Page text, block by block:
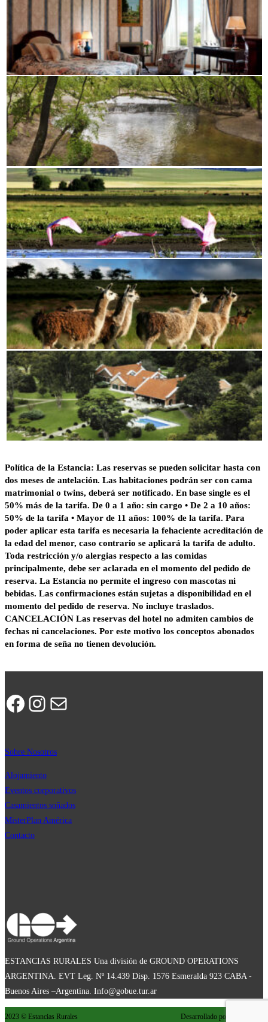
Política de la Estancia: Las reservas se pueden solicitar hasta con
dos meses de antelación. Las habitaciones podrán ser con cama
matrimonial o twins, deberá ser notificado. En base single es el
50% más de la tarifa. De 0 a 1 año: sin cargo • De 2 a 10 años:
50% de la tarifa • Mayor de 11 años: 100% de la tarifa. Para
poder aplicar esta tarifa es necesaria la fehaciente acreditación de
la edad del menor, caso contrario se aplicará la tarifa de adulto.
Toda restricción y/o alergias respecto a las comidas
principalmente, debe ser aclarada en el momento del pedido de
reserva. La Estancia no permite el ingreso con mascotas ni
bebidas. Las confirmaciones están sujetas a disponibilidad en el
momento del pedido de reserva. No incluye traslados.
CANCELACIÓN Las reservas del hotel no admiten cambios de
fechas ni cancelaciones. Por este motivo los conceptos abonados
en forma de seña no tienen devolución.
Facebook Instagram Correo electrónico
Sobre Nosotros
Alojamiento
Eventos corporativos
Casamientos soñados
MisterPlan América
Contacto
ESTANCIAS RURALES Una división de GROUND OPERATIONS
ARGENTINA. EVT Leg. Nº 14.439 Disp. 1576 Esmeralda 923 CABA -
Buenos Aires –Argentina. Info@gobue.tur.ar
2023 © Estancias Rurales Desarrollado por: